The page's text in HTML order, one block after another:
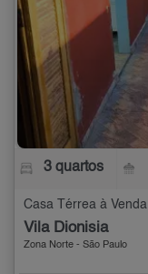
3 quartos
Casa Térrea à
Vila Dionisia
Zona Norte - São Paulo